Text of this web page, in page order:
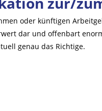
oder künftigen
dar und offenbart
genau das Richtige.